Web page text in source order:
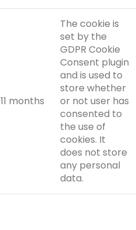
11 months
The cookie is
set by the
GDPR Cookie
Consent plugin
and is used to
store whether
or not user has
consented to
the use of
cookies. It
does not store
any personal
data.